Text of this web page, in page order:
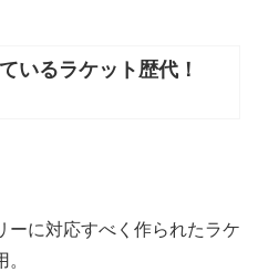
いるラケット歴代！
ーに対応すべく作られたラケ